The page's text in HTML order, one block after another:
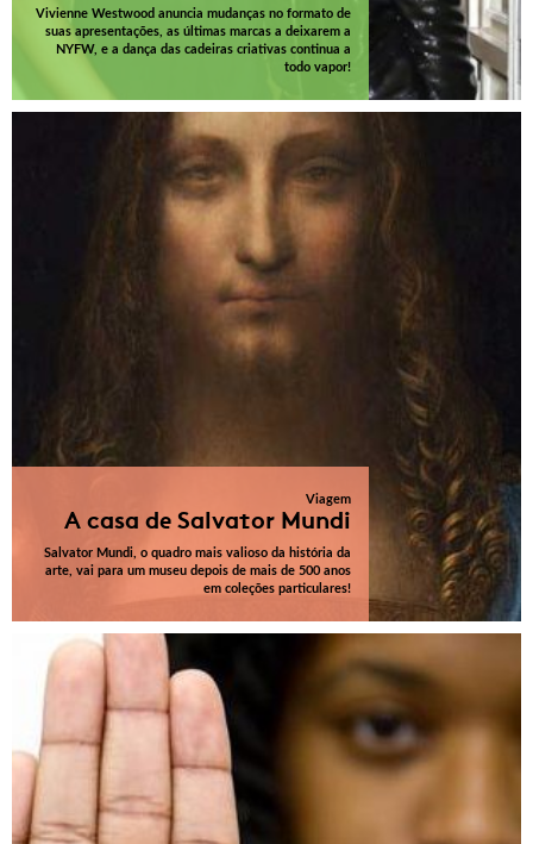
Vivienne Westwood anuncia mudanças no formato de
suas apresentações, as últimas marcas a deixarem a
NYFW, e a dança das cadeiras criativas continua a
todo vapor!
Viagem
A casa de Salvator Mundi
Salvator Mundi, o quadro mais valioso da história da
arte, vai para um museu depois de mais de 500 anos
em coleções particulares!